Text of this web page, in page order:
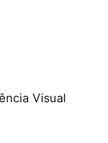
Visual